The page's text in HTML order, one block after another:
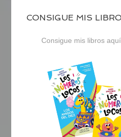
CONSIGUE MIS
Consigue mis libros